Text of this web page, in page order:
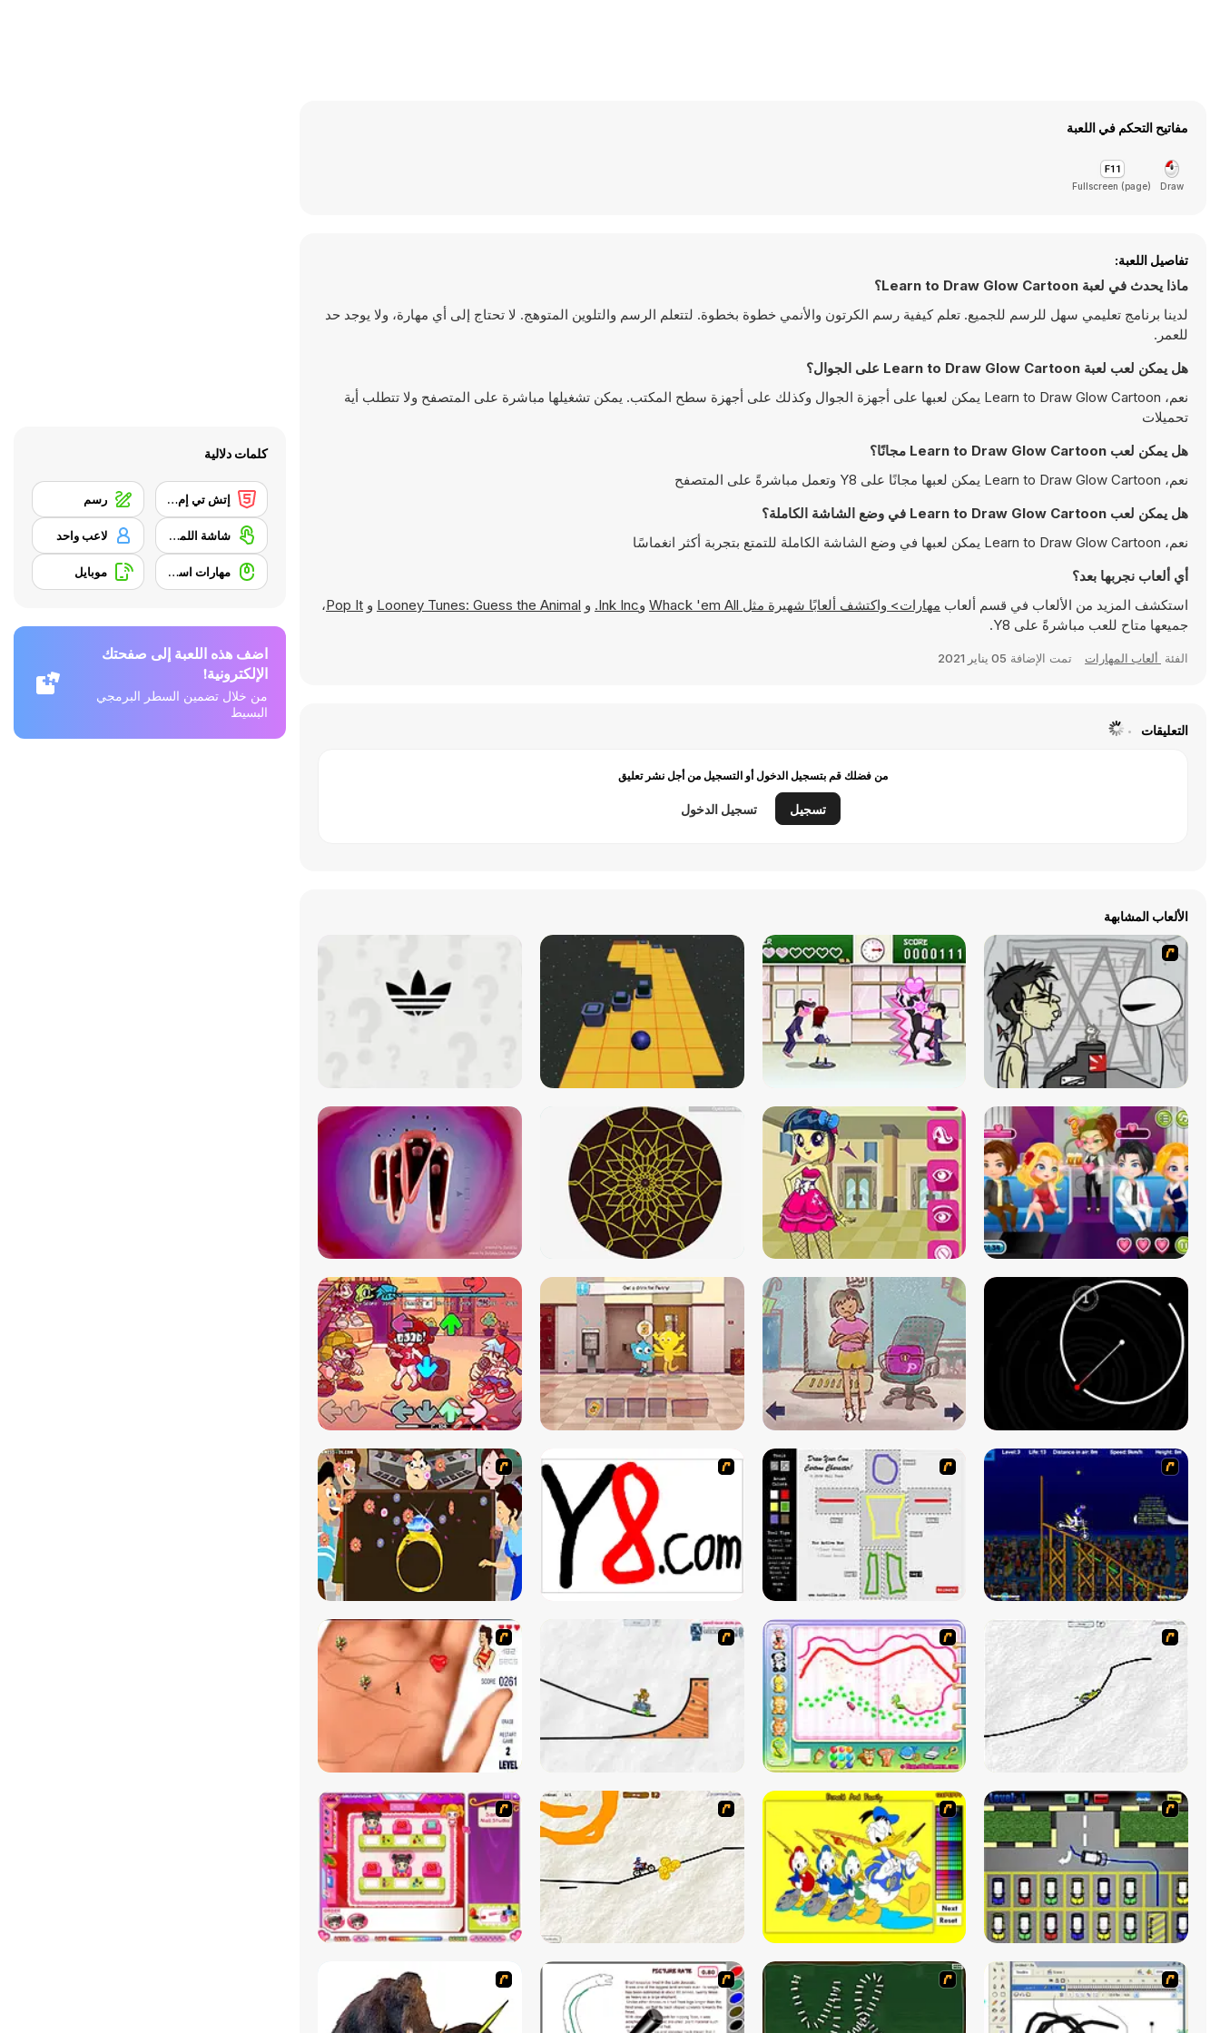
مفاتيح التحكم في اللعبة
Draw
Fullscreen (page)
تفاصيل اللعبة:
ماذا يحدث في لعبة Learn to Draw Glow Cartoon؟
لدينا برنامج تعليمي سهل للرسم للجميع. تعلم كيفية رسم الكرتون والأنمي خطوة بخطوة. لتتعلم الرسم والتلوين المتوهج. لا تحتاج إلى أي مهارة، ولا يوجد حد
للعمر.
هل يمكن لعب لعبة Learn to Draw Glow Cartoon على الجوال؟
نعم، Learn to Draw Glow Cartoon يمكن لعبها على أجهزة الجوال وكذلك على أجهزة سطح المكتب. يمكن تشغيلها مباشرة على المتصفح ولا تتطلب أية
تحميلات
هل يمكن لعب Learn to Draw Glow Cartoon مجانًا؟
نعم، Learn to Draw Glow Cartoon يمكن لعبها مجانًا على Y8 وتعمل مباشرةً على المتصفح
هل يمكن لعب Learn to Draw Glow Cartoon في وضع الشاشة الكاملة؟
نعم، Learn to Draw Glow Cartoon يمكن لعبها في وضع الشاشة الكاملة للتمتع بتجربة أكثر انغماسًا
أي ألعاب نجربها بعد؟
استكشف المزيد من الألعاب في قسم ألعاب مهارات> واكتشف ألعابًا شهيرة مثل Whack 'em All وInk Inc. و Looney Tunes: Guess the Animal و Pop It،
جميعها متاح للعب مباشرةً على Y8.
الفئة ألعاب المهارات تمت الإضافة 05 يناير 2021
التعليقات
من فضلك قم بتسجيل الدخول أو التسجيل من أجل نشر تعليق
تسجيل تسجيل الدخول
الألعاب المشابهة
كلمات دلالية
إتش تي إم إل 5 رسم
شاشة اللمس لاعب واحد
مهارات استخدام الفأرة موبايل
اضف هذه اللعبة إلى صفحتك
الإلكترونية!
من خلال تضمين السطر البرمجي
البسيط